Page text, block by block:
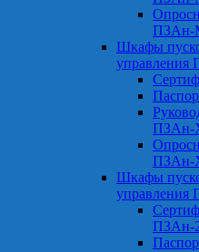
ПЗАн-
Шкафы
ПЗАн-
ПЗАн-
Шкафы
управления
ПЗАн-